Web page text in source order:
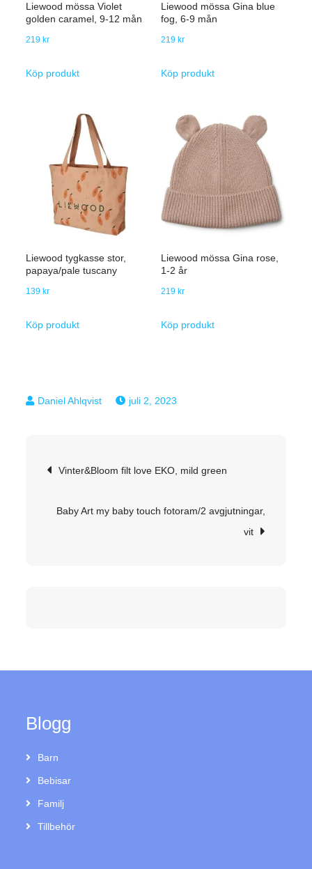
Liewood mössa Violet
golden caramel, 9-12 mån
219 kr
Köp produkt
Liewood mössa Gina blue
fog, 6-9 mån
219 kr
Köp produkt
Liewood tygkasse stor,
papaya/pale tuscany
139 kr
Köp produkt
Liewood mössa Gina rose,
1-2 år
219 kr
Köp produkt
juli 2, 2023
Inläggsnavigering
Vinter&Bloom filt love EKO, mild green
Baby Art my baby touch fotoram/2 avgjutningar,
vit
Blogg
Barn
Bebisar
Familj
Tillbehör